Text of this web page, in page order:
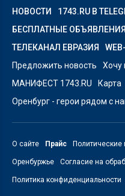
НОВОСТИ
1743.RU В
БЕСПЛАТНЫЕ ОБЪЯВЛЕНИЯ
ТЕЛЕКАНАЛ ЕВРАЗИЯ
Предложить новость
Хочу
МАНИФЕСТ 1743.RU
Карта
Оренбург - герои рядом с
О сайте Прайс Политические
Оренбуржье Согласие на
Политика конфиденциальности